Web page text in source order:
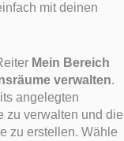
mit deinen
Mein Bereich
verwalten.
angelegten
zu verwalten und die
zu erstellen. Wähle